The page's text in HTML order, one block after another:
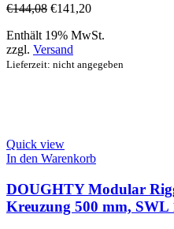
€144,08 €141,20
Enthält 19% MwSt.
zzgl. Versand
Lieferzeit: nicht angegeben
Quick view
In den Warenkorb
DOUGHTY Modular
Kreuzung 500 mm, SWL